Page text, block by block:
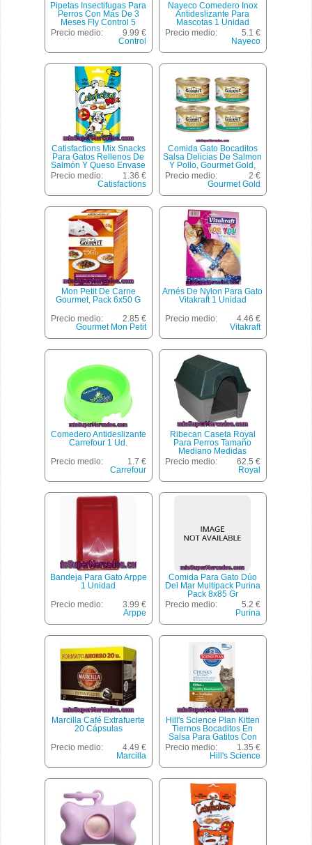
Pipetas Insectifugas Para
Perros Con Más De 3
Meses Fly Control 5
Unidades De 5 Mililitros
Precio medio:
9.99 €
Control
Nayeco Comedero Inox
Antideslizante Para
Mascotas 1 Unidad
Precio medio:
5.1 €
Nayeco
Catisfactions Mix Snacks
Para Gatos Rellenos De
Salmón Y Queso Envase
60 G
Precio medio:
1.36 €
Catisfactions
Comida Gato Bocaditos
Salsa Delicias De Salmon
Y Pollo, Gourmet Gold,
Lata Pack 4 X 85 G - 340
G
Precio medio:
2 €
Gourmet Gold
Mon Petit De Carne
Gourmet, Pack 6x50 G
Precio medio:
2.85 €
Gourmet Mon Petit
Arnés De Nylon Para Gato
Vitakraft 1 Unidad
Precio medio:
4.46 €
Vitakraft
Comedero Antideslizante
Carrefour 1 Ud.
Precio medio:
1.7 €
Carrefour
Ribecan Caseta Royal
Para Perros Tamaño
Mediano Medidas
82x65x63 Cm 1 Unidad
Precio medio:
62.5 €
Royal
Bandeja Para Gato Arppe
1 Unidad
Precio medio:
3.99 €
Arppe
Comida Para Gato Dúo
Del Mar Multipack Purina
Pack 8x85 Gr
Precio medio:
5.2 €
Purina
Marcilla Café Extrafuerte
20 Cápsulas
Precio medio:
4.49 €
Marcilla
Hill's Science Plan Kitten
Tiernos Bocaditos En
Salsa Para Gatitos Con
Pavo Bolsa 85 G
Precio medio:
1.35 €
Hill's Science